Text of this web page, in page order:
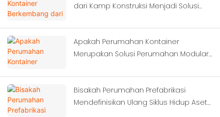
dari Kamp Konstruksi Menjadi Solusi
Apakah Perumahan Kontainer
Merupakan Solusi Perumahan Modular
Lokasi Konstruksi?
Bisakah Perumahan Prefabrikasi
Mendefinisikan Ulang Siklus Hidup Aset